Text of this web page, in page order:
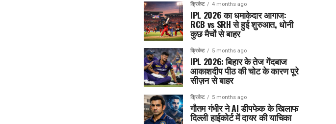
क्रिकेट 4 months ago
IPL 2026 का धमाकेदार आगाज:
RCB vs SRH से हुई शुरुआत, धोनी
कुछ मैचों से बाहर
क्रिकेट 5 months ago
IPL 2026: बिहार के तेज गेंदबाज
आकाशदीप पीठ की चोट के कारण पूरे
सीज़न से बाहर
क्रिकेट 5 months ago
गौतम गंभीर ने AI डीपफेक के खिलाफ
दिल्ली हाईकोर्ट में दायर की याचिका